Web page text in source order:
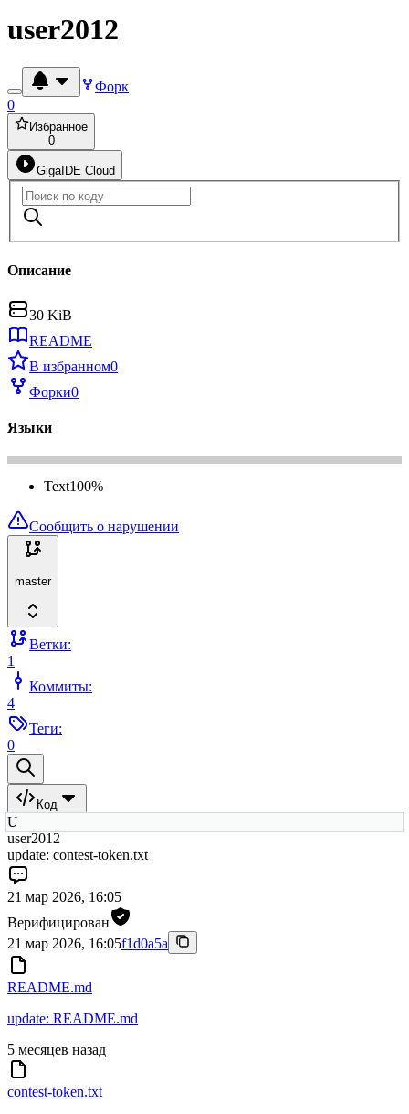
user2012
Форк
0
Избранное
0
GigaIDE Cloud
Описание
30 KiB
README
В избранном0
Форки0
Языки
Text100%
Сообщить о нарушении
master
Ветки:
1
Коммиты:
4
Теги:
0
Код
U
user2012
update: contest-token.txt
21 мар 2026, 16:05
Верифицирован
21 мар 2026, 16:05f1d0a5a
README.md
update: README.md
5 месяцев назад
contest-token.txt